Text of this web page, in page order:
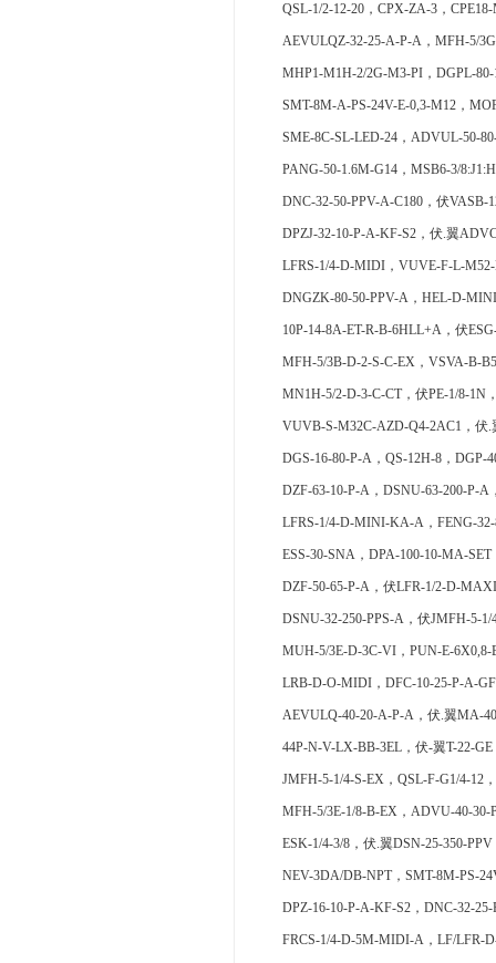
QSL-1/2-12-20，CPX-ZA-3，
AEVULQZ-32-25-A-P-A，MFH-5/
MHP1-M1H-2/2G-M3-PI，DGPL-
SMT-8M-A-PS-24V-E-0,3-M12，
SME-8C-SL-LED-24，ADVUL-50-
PANG-50-1.6M-G14，MSB6-3/
DNC-32-50-PPV-A-C180，伏
DPZJ-32-10-P-A-KF-S2，伏.翼
LFRS-1/4-D-MIDI，VUVE-F-L-
DNGZK-80-50-PPV-A，HEL-D-
10P-14-8A-ET-R-B-6HLL+A，伏
MFH-5/3B-D-2-S-C-EX，VSVA-B-
MN1H-5/2-D-3-C-CT，伏PE-1/8-1N
VUVB-S-M32C-AZD-Q4-2AC1，伏.
DGS-16-80-P-A，QS-12H-8，DGP-
DZF-63-10-P-A，DSNU-63-200-P-A
LFRS-1/4-D-MINI-KA-A，FENG-32-
ESS-30-SNA，DPA-100-10-MA-
DZF-50-65-P-A，伏LFR-1/2-D-
DSNU-32-250-PPS-A，伏JMFH-5-
MUH-5/3E-D-3C-VI，PUN-E-
LRB-D-O-MIDI，DFC-10-25-P-A-
AEVULQ-40-20-A-P-A，伏.翼MA-
44P-N-V-LX-BB-3EL，伏-翼T-22-
JMFH-5-1/4-S-EX，QSL-F-G1/4-12
MFH-5/3E-1/8-B-EX，ADVU-40-30-
ESK-1/4-3/8，伏.翼DSN-25-350-
NEV-3DA/DB-NPT，SMT-8M-PS-
DPZ-16-10-P-A-KF-S2，DNC-32-
FRCS-1/4-D-5M-MIDI-A，LF/LFR-